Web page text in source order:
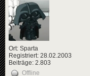
Ort: Sparta
Registriert: 28.02.2003
Beiträge: 2.803
Offline